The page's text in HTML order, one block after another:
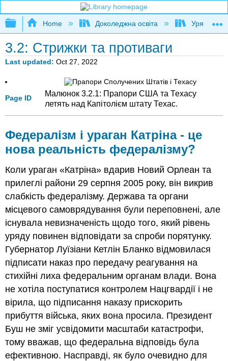
Expand/collapse global hierarchy
Home Доколеджна освіта Уряд США
3.2: Стрижки та противаги
Last updated Oct 27, 2022
Page ID
Малюнок 3.2.1: Прапори США та Техасу
летять над Капітолієм штату Техас.
Федералізм і ураган Катріна - це
нова реальність федералізму?
Коли ураган «Катріна» вдарив Новий Орлеан та
прилеглі райони 29 серпня 2005 року, він викрив
слабкість федералізму. Держава та органи
місцевого самоврядування були переповнені, але
існувала невизначеність щодо того, який рівень
уряду повинен відповідати за спроби порятунку.
Губернатор Луїзіани Кетлін Бланко відмовилася
підписати наказ про передачу реагування на
стихійні лиха федеральним органам влади. Вона
не хотіла поступатися контролем Нацгвардії і не
вірила, що підписання наказу прискорить
прибуття війська, яких вона просила. Президент
Буш не зміг усвідомити масштаби катастрофи,
тому вважав, що федеральна відповідь була
ефективною. Насправді, як було очевидно для